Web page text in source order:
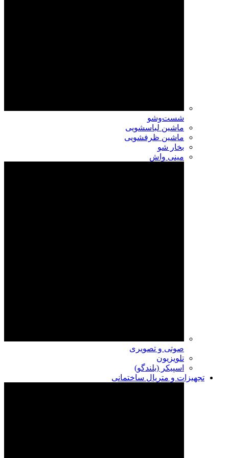
شست‌وشو
ماشین لباسشویی
ماشین ظرفشویی
بخار شو
مینی واش
صوتی و تصویری
تلویزیون
اسپیکر (بلندگو)
تجهیزات و متریال ساختمانی